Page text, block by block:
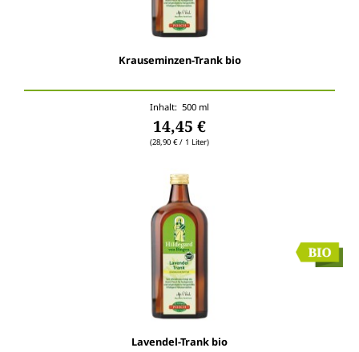
Krauseminzen-Trank bio
Inhalt: 500 ml
14,45 €
(28,90 € / 1 Liter)
Lavendel-Trank bio